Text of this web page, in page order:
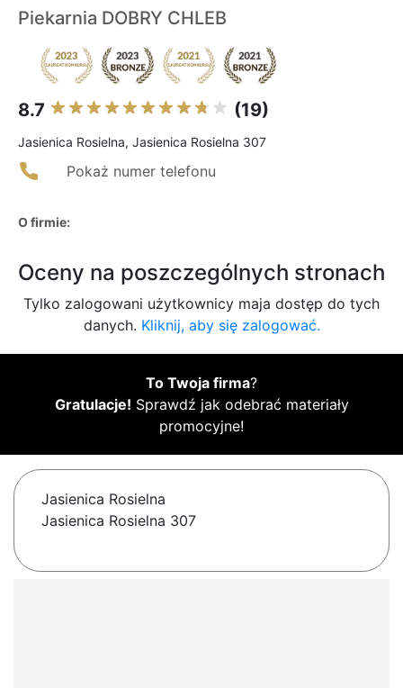
Piekarnia DOBRY CHLEB
8.7 (19)
Jasienica Rosielna, Jasienica Rosielna 307
Pokaż numer telefonu
O firmie:
Oceny na poszczególnych stronach
Tylko zalogowani użytkownicy maja dostęp do tych
danych. Kliknij, aby się zalogować.
To Twoja firma?
Gratulacje! Sprawdź jak odebrać materiały
promocyjne!
Jasienica Rosielna
Jasienica Rosielna 307